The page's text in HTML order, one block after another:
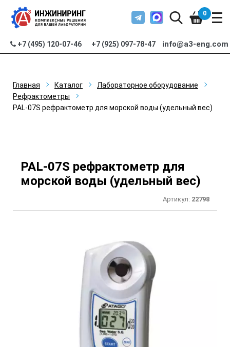
+7 (495) 120-07-46 +7 (925) 097-78-47 info@a3-eng.com
0
Главная Каталог
Лабораторное оборудование
Рефрактометры
PAL-07S рефрактометр для морской воды (удельный вес)
PAL-07S рефрактометр для
морской воды (удельный вес)
Артикул: 22798